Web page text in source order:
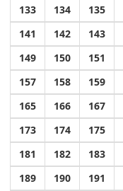
133
134 135
141
142 143
149
150 151
157
158 159
165
166 167
173
174 175
181
182 183
189
190 191